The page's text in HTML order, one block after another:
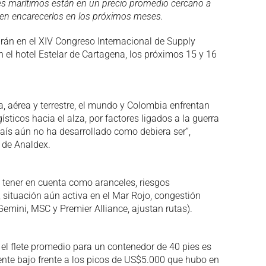
marítimos están en un precio promedio cercano a
encarecerlos en los próximos meses.
en el XIV Congreso Internacional de Supply
hotel Estelar de Cartagena, los próximos 15 y 16
y terrestre, el mundo y Colombia enfrentan
hacia el alza, por factores ligados a la guerra
aún no ha desarrollado como debiera ser”,
Analdex.
en cuenta como aranceles, riesgos
aún activa en el Mar Rojo, congestión
MSC y Premier Alliance, ajustan rutas).
flete promedio para un contenedor de 40 pies es
bajo frente a los picos de US$5.000 que hubo en